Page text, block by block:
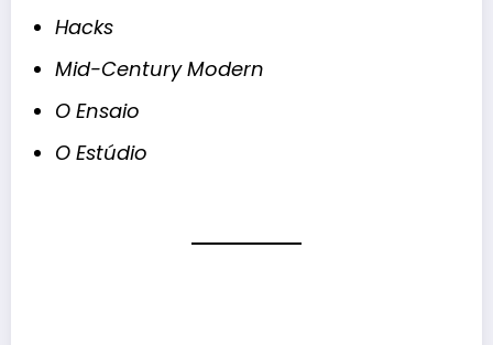
Hacks
Mid-Century Modern
O Ensaio
O Estúdio